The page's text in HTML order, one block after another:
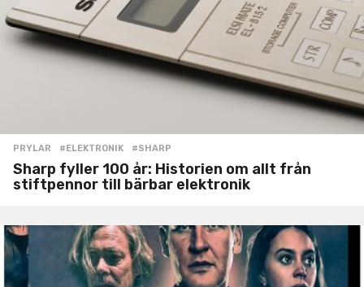
PRYLAR #ELEKTRONIK ,#SHARP
Sharp fyller 100 år: Historien om allt från
stiftpennor till bärbar elektronik